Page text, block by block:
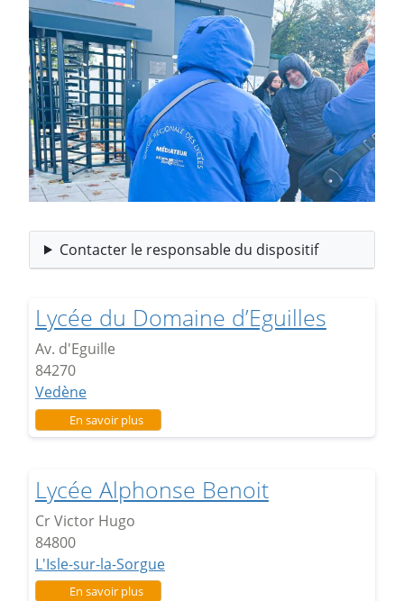
Contacter le responsable du dispositif
Lycée du Domaine d’Eguilles
Av. d'Eguille
84270
Vedène
En savoir plussur Lycée du Domaine d’Eguilles
Lycée Alphonse Benoit
Cr Victor Hugo
84800
L'Isle-sur-la-Sorgue
En savoir plussur Lycée Alphonse Benoit